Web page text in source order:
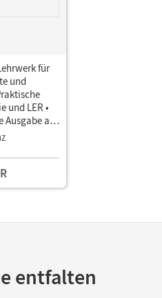
für
und
und LER •
Ausgabe ab
•
CD-ROM
entfalten